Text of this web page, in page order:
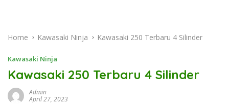
Home Kawasaki Ninja Kawasaki 250 Terbaru 4 Silinder
Kawasaki Ninja
Kawasaki 250 Terbaru 4 Silinder
Admin
April 27, 2023